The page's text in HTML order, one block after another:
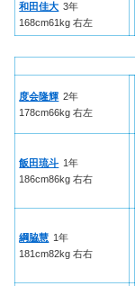
和田佳大 3年
168cm61kg 右左
度会隆輝 2年
178cm66kg 右左
飯田琉斗 1年
186cm86kg 右右
綱脇慧 1年
181cm82kg 右右